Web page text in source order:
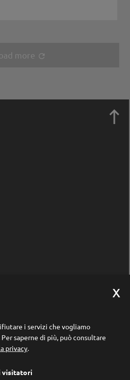
more refresh
dei cookie

i servizi che vogliamo
Per saperne di più, può consultare
privacy.
visitatori